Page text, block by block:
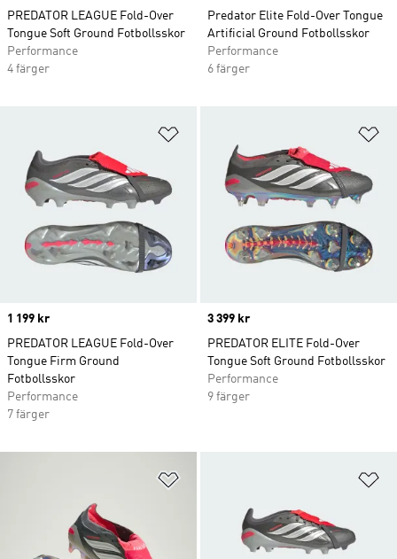
PREDATOR LEAGUE Fold-Over
Tongue Soft Ground Fotbollsskor
Performance
4 färger
Predator Elite Fold-Over Tongue
Artificial Ground Fotbollsskor
Performance
6 färger
Price
1 199 kr
PREDATOR LEAGUE Fold-Over
Tongue Firm Ground
Fotbollsskor
Performance
7 färger
Price
3 399 kr
PREDATOR ELITE Fold-Over
Tongue Soft Ground Fotbollsskor
Performance
9 färger